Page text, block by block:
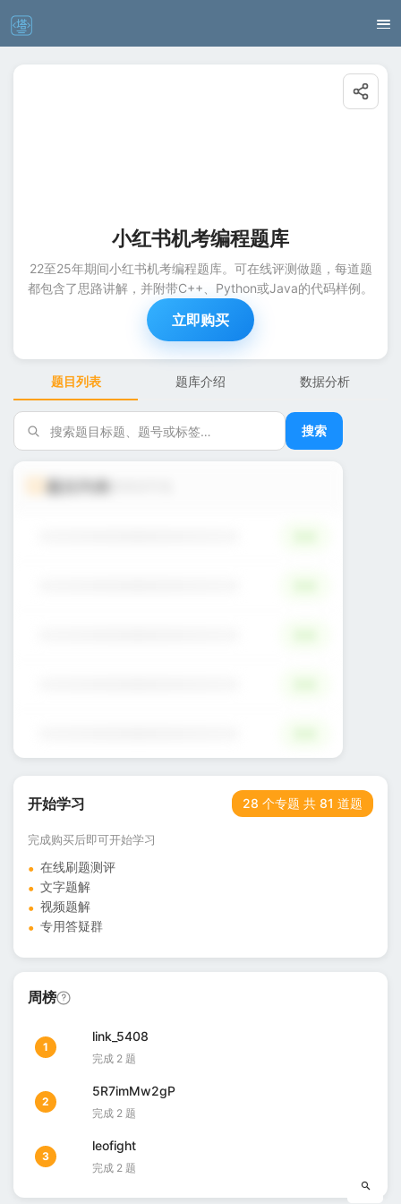
小红书机考编程题库
22至25年期间小红书机考编程题库。可在线评测做题，每道题
都包含了思路讲解，并附带C++、Python或Java的代码样例。
立即购买
题目列表 题库介绍 数据分析
搜索
题目列表
登录后即可查看完整题目列表
开始学习 28 个专题 共 81 道题
完成购买后即可开始学习
在线刷题测评
文字题解
视频题解
专用答疑群
周榜
1
link_5408
完成 2 题
2
5R7imMw2gP
完成 2 题
3
leofight
完成 2 题